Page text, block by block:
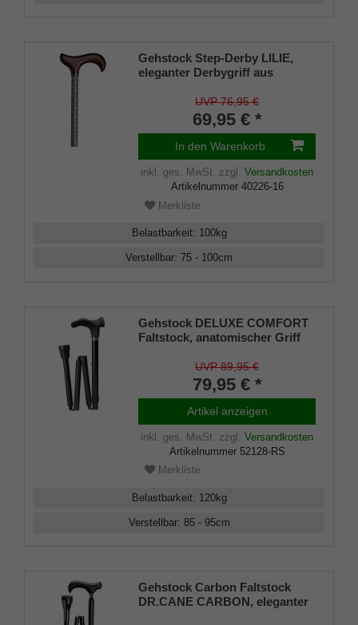
Gehstock Step-Derby LILIE,
eleganter Derbygriff aus
Stock aus stabilem
Leichtmetall, höhenverstellbar,
Gummipuffer.
UVP 76,95 €
69,95 € *
In den Warenkorb
inkl. ges. MwSt. zzgl. Versandkosten
Artikelnummer 40226-16
Merkliste
Belastbarkeit: 100kg
Verstellbar: 75 - 100cm
Gehstock DELUXE COMFORT
Faltstock, anatomischer Griff
Leichtmetall stabil, matt-
höhenver.,Gummipuffer,
rechts/links
UVP 89,95 €
79,95 € *
Artikel anzeigen
inkl. ges. MwSt. zzgl. Versandkosten
Artikelnummer 52128-RS
Merkliste
Belastbarkeit: 120kg
Verstellbar: 85 - 95cm
Gehstock Carbon Faltstock
DR.CANE CARBON, eleganter